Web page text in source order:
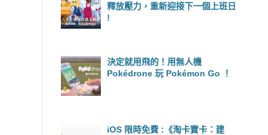
釋放壓力，重新迎接下一個上班日
!
決定就用飛的！用無人機
Pokédrone 玩 Pokémon Go ！
iOS 限時免費 :《淘卡寶卡：建